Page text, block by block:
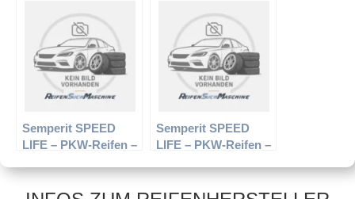
Semperit SPEED
LIFE – PKW-Reifen –
Sommerreifen
Semperit SPEED
LIFE – PKW-Reifen –
Sommerreifen